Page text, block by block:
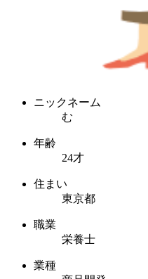
ニックネーム
む
年齢
24才
住まい
東京都
職業
栄養士
業種